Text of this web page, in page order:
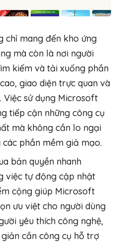
chỉ mang đến kho ứng
mà còn là nơi người
kiếm và tải xuống phần
giao diện trực quan và
sử dụng Microsoft
tiếp cận những công cụ
mà không cần lo ngại
phần mềm giả mạo.
bản quyền nhanh
việc tự động cập nhật
cộng giúp Microsoft
ưu việt cho người dùng
yêu thích công nghệ,
cần công cụ hỗ trợ